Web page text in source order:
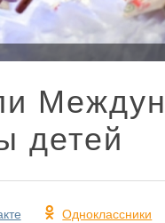
детей
Одноклассники